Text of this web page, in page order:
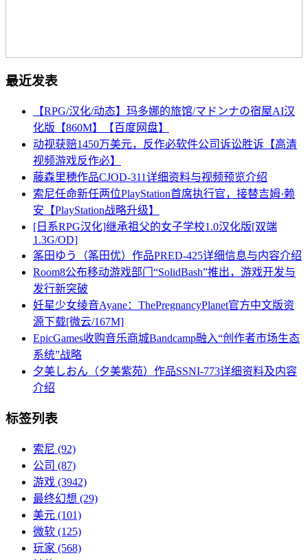
最近发表
【RPG/汉化/动态】玛多娜的旅馆/マドンナの宿屋AI汉
化版【860M】【百度网盘】
动视获赔1450万美元，反作必软件公司诉讼胜诉【高清
视频游戏反作必】
藤森里穂作品CJOD-311详细资料与视频预览介绍
索尼任命新任两位PlayStation首席执行官，接替吉姆·赖
安【PlayStation战略升级】
[日系RPG汉化]继承祖父的女子学校1.0汉化版[双端
1.3G/OD]
筿田ゆう（筿田优）作品PRED-425详细信息与内容介绍
Room8公布移动游戏部门“SolidBash”推出，游戏开发与
发行新突破
妊星少女绫音Ayane：ThePregnancyPlanet官方中文版资
源下载[微云/167M]
EpicGames收购音乐商城Bandcamp融入“创作者市场生态
系统”战略
夕美しおん（夕美紫苑）作品SSNI-773详细资料及内容
介绍
标签列表
索尼 (92)
公司 (87)
游戏 (3942)
最终幻想 (29)
美元 (101)
微软 (125)
玩家 (568)